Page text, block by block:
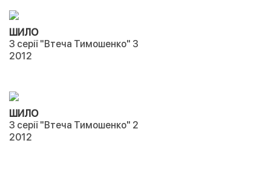
ШИЛО
З серії "Втеча Тимошенко" 3
2012
ШИЛО
З серії "Втеча Тимошенко" 2
2012